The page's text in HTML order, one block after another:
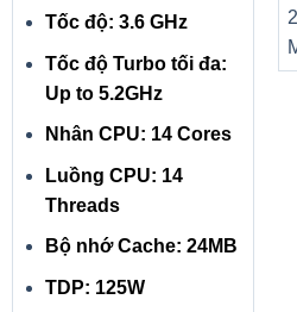
Tốc độ: 3.6 GHz
Tốc độ Turbo tối đa:
Up to 5.2GHz
Nhân CPU: 14 Cores
Luồng CPU: 14
Threads
Bộ nhớ Cache: 24MB
TDP: 125W